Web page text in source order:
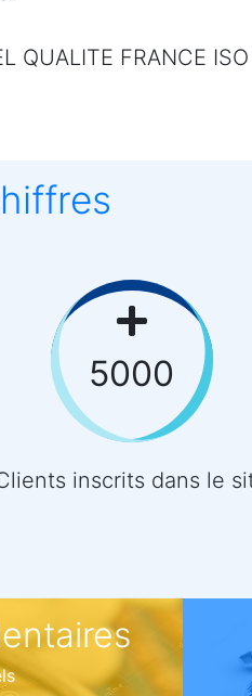
FRANCE
5000
inscrits dans le